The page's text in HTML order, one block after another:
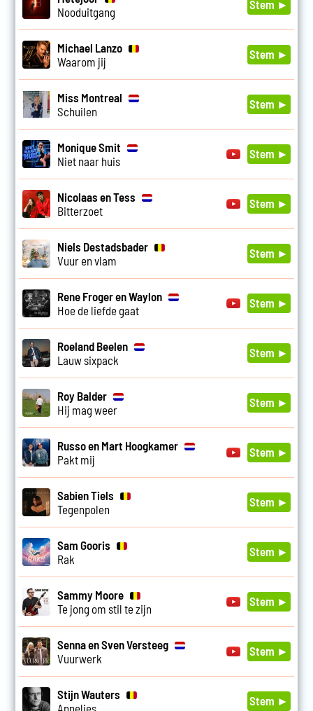
Nooduitgang
Stem ►
Michael Lanzo
Waarom jij
Stem ►
Miss Montreal
Schuilen
Stem ►
Monique Smit
Niet naar huis
Stem ►
Nicolaas en Tess
Bitterzoet
Stem ►
Niels Destadsbader
Vuur en vlam
Stem ►
Rene Froger en Waylon
Hoe de liefde gaat
Stem ►
Roeland Beelen
Lauw sixpack
Stem ►
Roy Balder
Hij mag weer
Stem ►
Russo en Mart Hoogkamer
Pakt mij
Stem ►
Sabien Tiels
Tegenpolen
Stem ►
Sam Gooris
Rak
Stem ►
Sammy Moore
Te jong om stil te zijn
Stem ►
Senna en Sven Versteeg
Vuurwerk
Stem ►
Stijn Wauters
Stem ►